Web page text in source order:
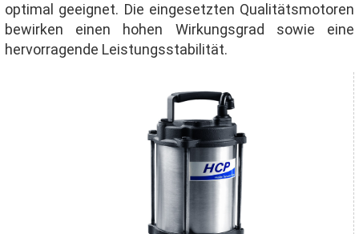
optimal geeignet. Die eingesetzten Qualitätsmotoren
bewirken einen hohen Wirkungsgrad sowie eine
hervorragende Leistungsstabilität.